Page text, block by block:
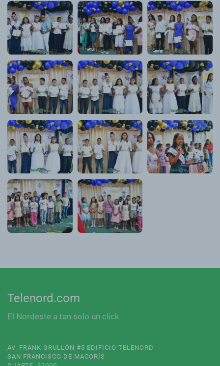
Telenord.com
El Nordeste a tan solo un click
AV. FRANK GRULLÓN #5 EDIFICIO TELENORD
SAN FRANCISCO DE MACORÍS